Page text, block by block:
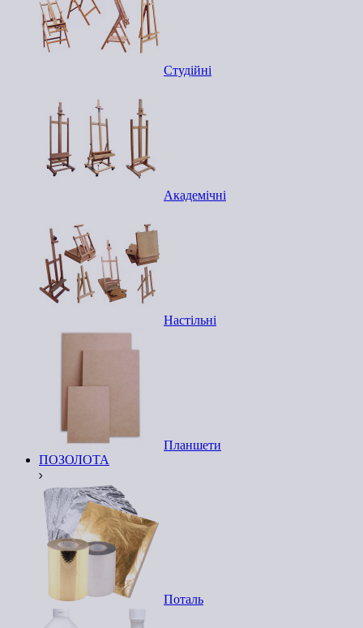
Студійні
Академічні
Настільні
Планшети
ПОЗОЛОТА
Поталь